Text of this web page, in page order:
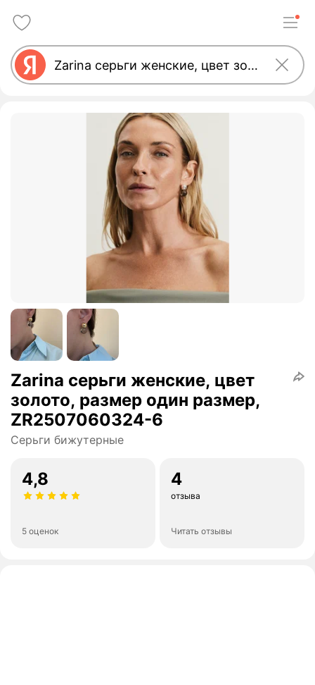
Zarina серьги женские, цвет
золото, размер один размер,
ZR2507060324-6
Серьги бижутерные
4,8
5 оценок
4
отзыва
Читать отзывы